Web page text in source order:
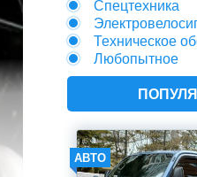
Спецтехника
Техническое
Любопытное
АВТО